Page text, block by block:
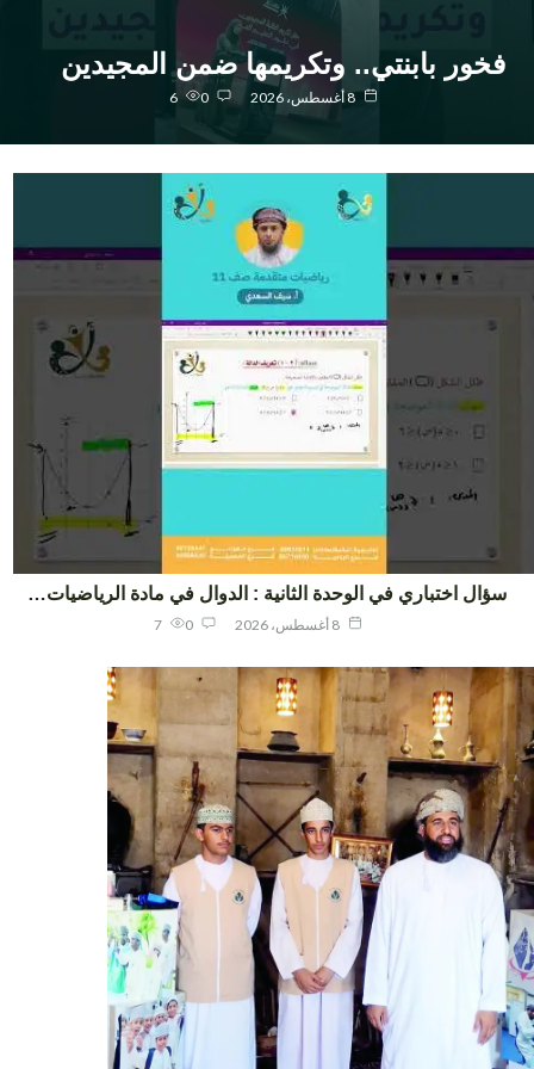
فخور بابنتي.. وتكريمها ضمن المجيدين
6
اختباري في الوحدة الثانية : الدوال في مادة الرياضيات…
7